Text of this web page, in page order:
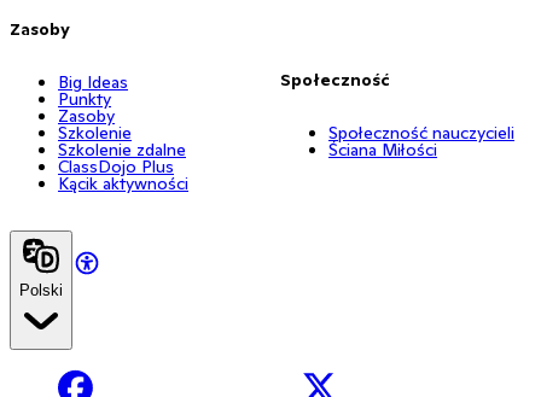
Zasoby
Big Ideas
Punkty
Zasoby
Szkolenie
Szkolenie zdalne
ClassDojo Plus
Kącik aktywności
Społeczność
Społeczność nauczycieli
Ściana Miłości
Polski
Facebook X